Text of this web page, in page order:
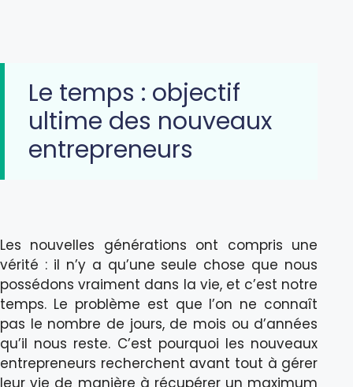
Le temps : objectif
ultime des nouveaux
entrepreneurs
Les nouvelles générations ont compris une
vérité : il n’y a qu’une seule chose que nous
possédons vraiment dans la vie, et c’est notre
temps. Le problème est que l’on ne connaît
pas le nombre de jours, de mois ou d’années
qu’il nous reste. C’est pourquoi les nouveaux
entrepreneurs recherchent avant tout à gérer
leur vie de manière à récupérer un maximum